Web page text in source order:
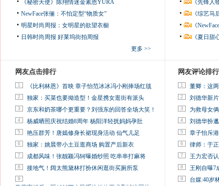
《秘密天使》陈翔情迷金素恩YURA
NewFace张俪：不怕定型“物质女”
明星时尚周报：女明星的欲望衣橱
日韩时尚周报 好莱坞街拍周报
更多 >>
《先锋
《综艺
《
《夏日
网友点击排行
1 《比利林恩》首映 章子怡范冰冰冯小刚捧场红毯
2 独家：买菜也要拗造型！金星携女逛街有派头
3 京东和奶茶哪个更重要？刘强东的回答全场大笑！
4 杨威晒照庆祝结婚8周年 杨阳洋轻抚妈妈孕肚
5 艳压群芳！唐嫣修身长裙现身活动 仙气儿足
6 独家：姚晨带小土豆逛商场 购置产后新衣
7 成都风味！张靓颖冯轲曝婚纱照 吃串串打麻将
8 接地气！阔太熊黛林打扮休闲逛街买厕所泵
9
网友评论排行
1 董卿：这
2 刘德华新
3 为救母女
4 刘德华扮
5 章子怡斥
6 律师：于
7 王力宏否
8 王刚自曝7
9 台媒:40岁